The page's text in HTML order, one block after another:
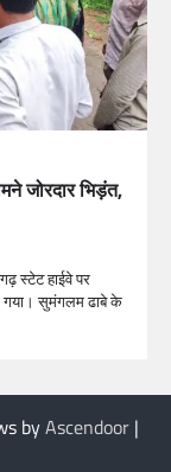
जोरदार भिड़ंत,
स्टेट हाईवे पर
गया। सुमंगलम ढाबे के
byAscendoor |